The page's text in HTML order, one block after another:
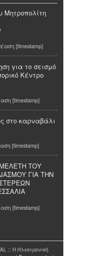
Μητροπολίτη
[timestamp]
για το σεισμό
Κέντρο
[timestamp]
στο καρναβάλι
[timestamp]
ΤΟΥ
ΓΙΑ ΤΗΝ
[timestamp]
:: Η Ηλεκτρονική